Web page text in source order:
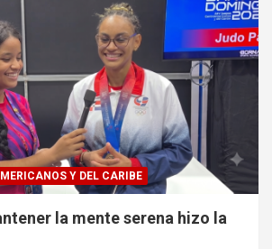
Y DEL CARIBE
la mente serena hizo la